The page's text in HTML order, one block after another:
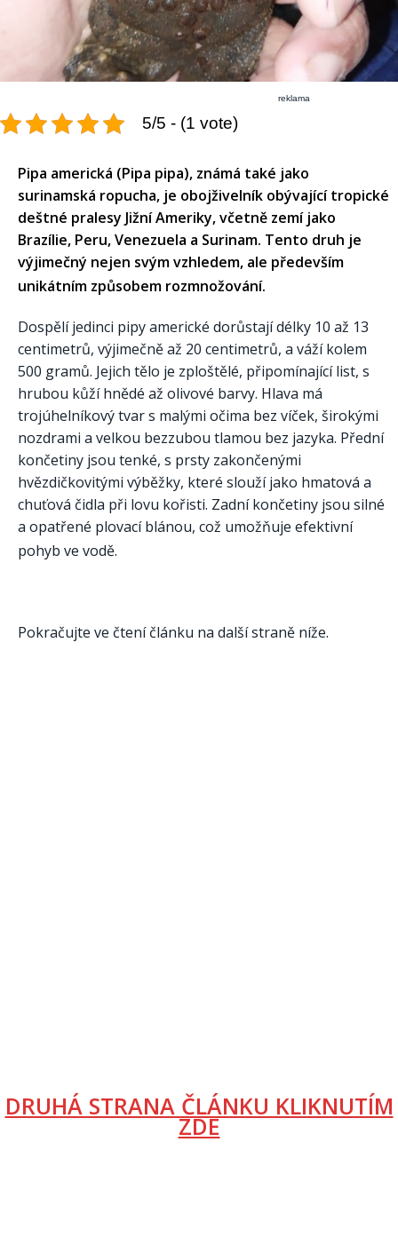
reklama
5/5 - (1 vote)
Pipa americká (Pipa pipa), známá také jako
surinamská ropucha, je obojživelník obývající tropické
deštné pralesy Jižní Ameriky, včetně zemí jako
Brazílie, Peru, Venezuela a Surinam. Tento druh je
výjimečný nejen svým vzhledem, ale především
unikátním způsobem rozmnožování.​
Dospělí jedinci pipy americké dorůstají délky 10 až 13
centimetrů, výjimečně až 20 centimetrů, a váží kolem
500 gramů. Jejich tělo je zploštělé, připomínající list, s
hrubou kůží hnědé až olivové barvy. Hlava má
trojúhelníkový tvar s malými očima bez víček, širokými
nozdrami a velkou bezzubou tlamou bez jazyka. Přední
končetiny jsou tenké, s prsty zakončenými
hvězdičkovitými výběžky, které slouží jako hmatová a
chuťová čidla při lovu kořisti. Zadní končetiny jsou silné
a opatřené plovací blánou, což umožňuje efektivní
pohyb ve vodě. ​
Pokračujte ve čtení článku na další straně níže.
DRUHÁ STRANA ČLÁNKU KLIKNUTÍM
ZDE